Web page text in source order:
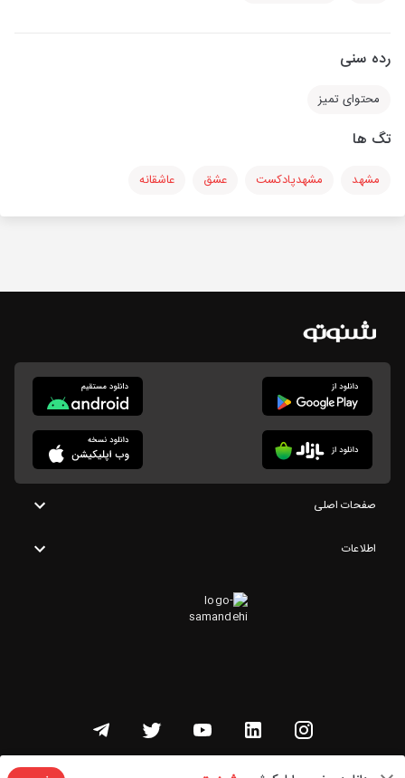
رده سنی
محتوای تمیز
تگ ها
مشهد مشهدپادکست عشق عاشقانه
صفحات اصلی
اطلاعات
تمامی حقوق این وبسایت متعلق به شنوتو است